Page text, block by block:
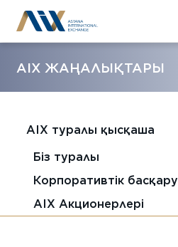
AIX ЖАҢАЛЫҚТАРЫ
AIX туралы қысқаша
Біз туралы
Корпоративтік басқару
AIX Акционерлері